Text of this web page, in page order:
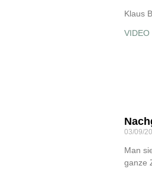
Klaus
VIDEO
03/09/
Man
ganze